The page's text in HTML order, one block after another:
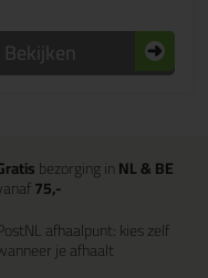
Bekijken
bezorging inNL & BE
75,-
afhaalpunt: kies zelf
je afhaalt